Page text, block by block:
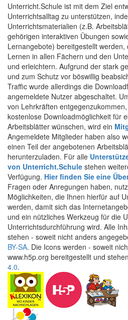
Unterricht.Schule ist mit dem Ziel
Unterrichtsalltag zu unterstützen,
Unterrichtsmaterialien (z.B.
gehörigen interaktiven Übungen
Lernangebote) bereitgestellt
Lernen in allen Fächern und den
und erleichtern. Aufgrund der stark
und zum Schutz vor böswillig
Traffic wurde allerdings die
angemeldete Nutzer abgeschaltet.
von Lehrkräften
kostenlose Downloadmöglichkeit für
Arbeitsblätter wünschen, wird ein
Angemeldete Mitglieder haben also
einen Teil der angebotenen
herunterzuladen. Für alle
von Unterricht.Schule stehen
Verfügung. Hier finden Sie eine
Fragen oder Anregungen haben,
Möglichkeiten, die Ihnen hierfür auf
werden, damit sich das
und ein nützliches Werkzeug für die
Unterrichtsdurchführung wird. Alle
stehen - soweit nicht anders
BY-SA. Die Icons werden - soweit
www.h5p.org bereitgestellt und
4.0.